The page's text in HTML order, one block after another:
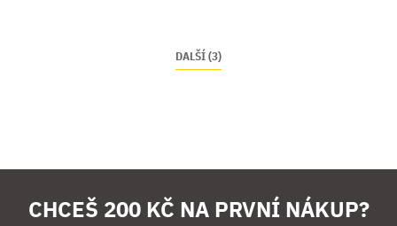
DALŠÍ (3)
CHCEŠ 200 KČ NA PRVNÍ NÁKUP?